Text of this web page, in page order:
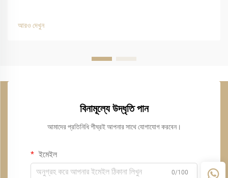
আরও দেখুন
বিনামূল্যে উদ্ধৃতি পান
আমাদের প্রতিনিধি শীঘ্রই আপনার সাথে যোগাযোগ করবেন।
ইমেইল
0/100